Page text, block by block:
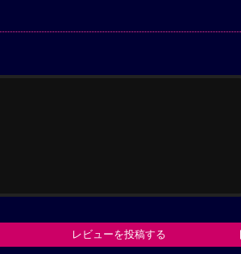
レビューを投稿する